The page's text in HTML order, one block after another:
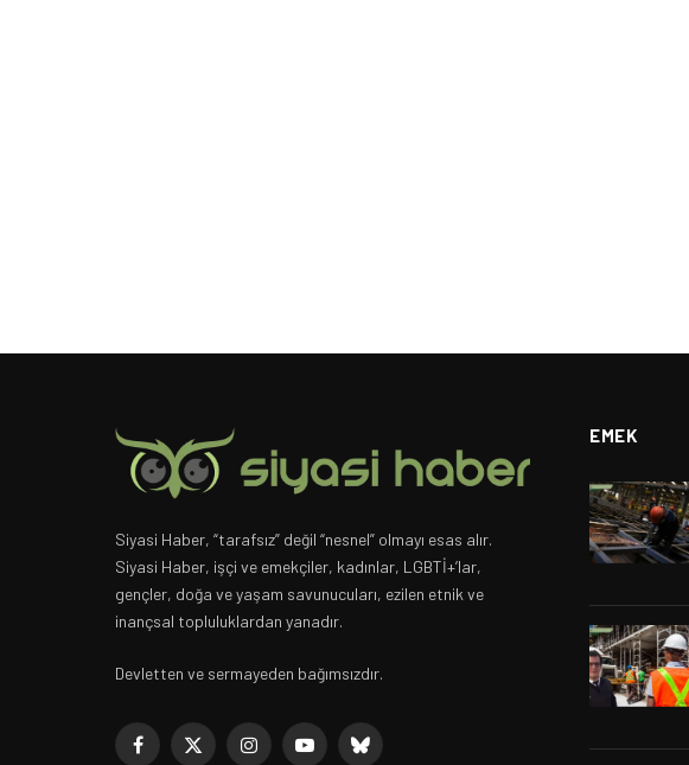
Siyasi Haber, “tarafsız” değil “nesnel” olmayı esas alır.
Siyasi Haber, işçi ve emekçiler, kadınlar, LGBTİ+’lar,
gençler, doğa ve yaşam savunucuları, ezilen etnik ve
inançsal topluluklardan yanadır.
Devletten ve sermayeden bağımsızdır.
Facebook
X InstagramYouTubeBluesky
EMEK